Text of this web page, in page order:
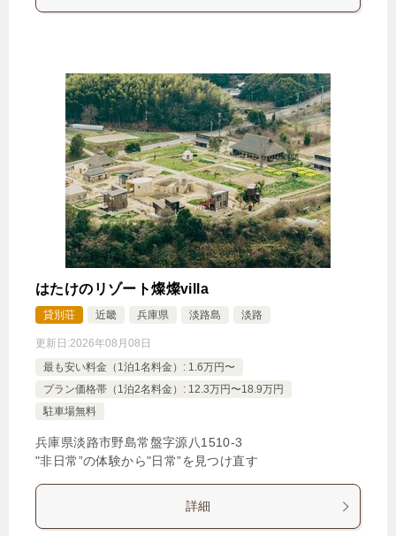
はたけのリゾート燦燦villa
貸別荘 近畿 兵庫県 淡路島 淡路
更新日:2026年08月08日
最も安い料金（1泊1名料金）: 1.6万円〜
プラン価格帯（1泊2名料金）: 12.3万円〜18.9万円
駐車場無料
兵庫県淡路市野島常盤字源八1510‐3
"非日常”の体験から"日常”を見つけ直す
詳細